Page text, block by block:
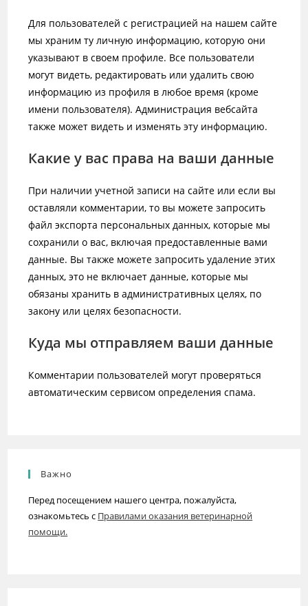
Для пользователей с регистрацией на нашем сайте
мы храним ту личную информацию, которую они
указывают в своем профиле. Все пользователи
могут видеть, редактировать или удалить свою
информацию из профиля в любое время (кроме
имени пользователя). Администрация вебсайта
также может видеть и изменять эту информацию.
Какие у вас права на ваши данные
При наличии учетной записи на сайте или если вы
оставляли комментарии, то вы можете запросить
файл экспорта персональных данных, которые мы
сохранили о вас, включая предоставленные вами
данные. Вы также можете запросить удаление этих
данных, это не включает данные, которые мы
обязаны хранить в административных целях, по
закону или целях безопасности.
Куда мы отправляем ваши данные
Комментарии пользователей могут проверяться
автоматическим сервисом определения спама.
Важно
Перед посещением нашего центра, пожалуйста,
ознакомьтесь с Правилами оказания ветеринарной
помощи.